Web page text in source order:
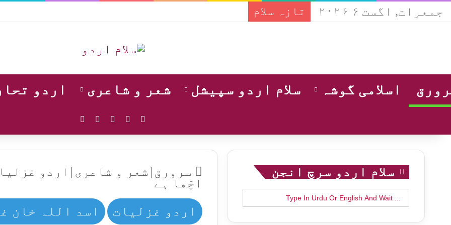
جمعرات, اگست ۶ ۲۰۲۶ تازہ سلام
اسلامی گوشہ سلام اردو سپیشل شعر و شاعری اردو
Facebook
YouTube
Instagram
سرورق | شعر و شاعری | اردو
اچّھا ہے
اردو غزلیات اسد اللہ خان
سلام اردو سرچ انجن
Search
for: